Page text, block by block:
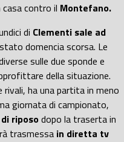
casa contro il Montefano.
di Clementi sale ad
domencia scorsa. Le
sulle due sponde e
della situazione.
ha una partita in meno
giornata di campionato,
riposodopo la traserta in
trasmessa in diretta tv